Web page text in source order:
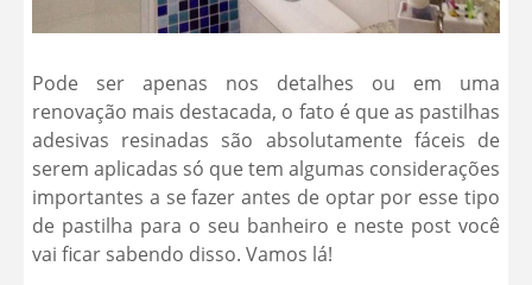
Pode ser apenas nos detalhes ou em uma
renovação mais destacada, o fato é que as pastilhas
adesivas resinadas são absolutamente fáceis de
serem aplicadas só que tem algumas considerações
importantes a se fazer antes de optar por esse tipo
de pastilha para o seu banheiro e neste post você
vai ficar sabendo disso. Vamos lá!